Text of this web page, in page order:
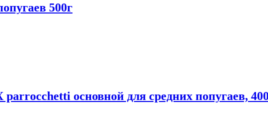
500г
основной для средних попугаев,